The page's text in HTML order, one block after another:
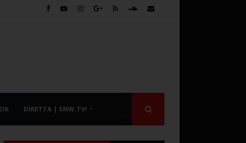
DIRETTA | SNW.TV!